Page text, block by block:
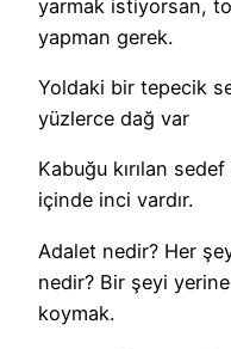
yarmak istiyorsan,
yapman gerek.
Yoldaki bir tepecik
yüzlerce dağ var
Kabuğu kırılan
içinde inci vardır.
Adalet nedir? Her
nedir? Bir şeyi
koymak.